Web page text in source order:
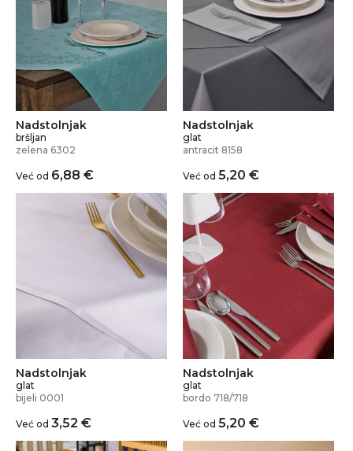
Nadstolnjak
bršljan
zelena 6302
Već od 6,88 €
Nadstolnjak
glat
antracit 8158
Već od 5,20 €
Nadstolnjak
glat
bijeli 0001
Već od 3,52 €
Nadstolnjak
glat
bordo 718/718
Već od 5,20 €